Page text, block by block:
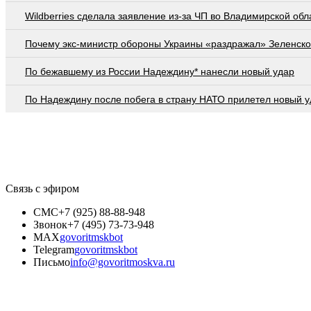
Wildberries cделала заявление из-за ЧП во Владимирской
Почему экс-министр обороны Украины «раздражал»
По бежавшему из России Надеждину* нанесли новый удар
По Надеждину после побега в страну НАТО прилетел новый
Связь с эфиром
СМС+7 (925) 88-88-948
Звонок+7 (495) 73-73-948
MAXgovoritmskbot
Telegramgovoritmskbot
Письмоinfo@govoritmoskva.ru